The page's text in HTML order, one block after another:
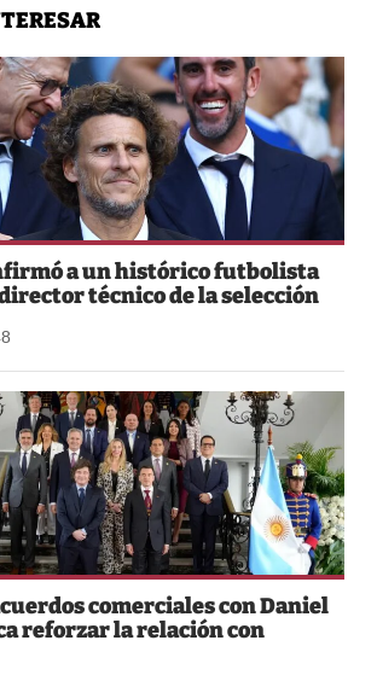
a un histórico futbolista
técnico de la selección
comerciales con Daniel
reforzar la relación con